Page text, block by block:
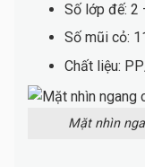
Số lớp đế: 2
Số mũi cỏ:
Chất liệu:
Mặt nhìn